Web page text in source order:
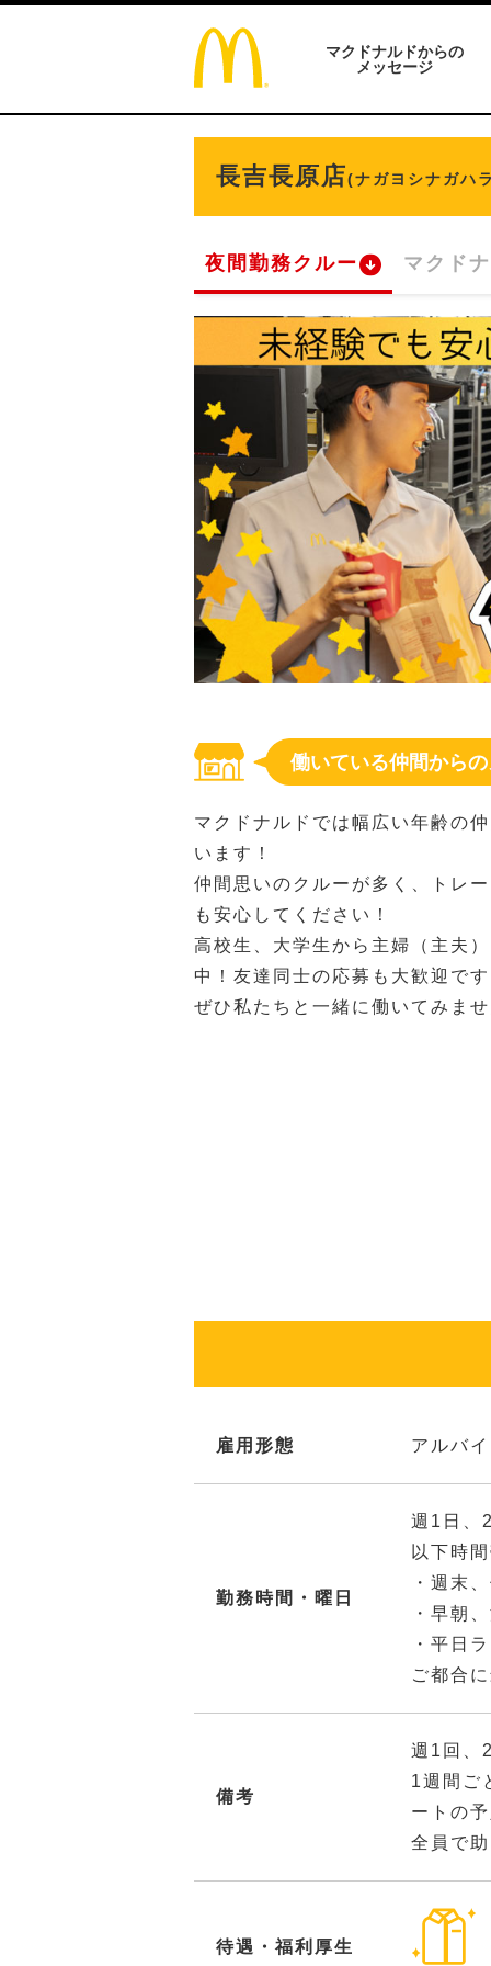
マクドナルドからの
メッセージ
長吉長原店(ナガヨシナガハ
夜間勤務クルー マクド
働いている仲間から
マクドナルドでは幅広い年齢の
います！
仲間思いのクルーが多く、トレ
も安心してください！
高校生、大学生から主婦（主夫
中！友達同士の応募も大歓迎で
ぜひ私たちと一緒に働いてみま
雇用形態 アルバ
勤務時間・曜日
週1日、
以下時
・週末
・早朝
・平日
ご都合
備考
週1回、
1週間ご
ートの
全員で
待遇・福利厚生